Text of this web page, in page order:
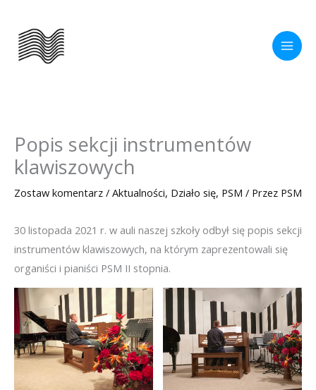
treści
Popis sekcji instrumentów
klawiszowych
Zostaw komentarz / Aktualności, Działo się, PSM / Przez PSM
30 listopada 2021 r. w auli naszej szkoły odbył się popis sekcji
instrumentów klawiszowych, na którym zaprezentowali się
organiści i pianiści PSM II stopnia.